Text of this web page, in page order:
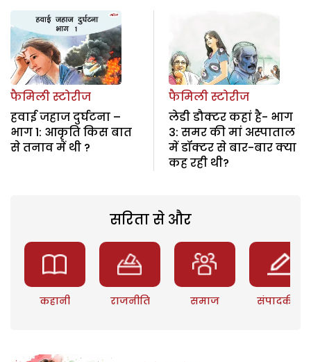
फैमिली स्टोरीज
हवाई जहाज दुर्घटना –
भाग 1: आकृति किस बात
से तनाव में थी ?
फैमिली स्टोरीज
लेडी डौक्टर कहां है- भाग
3: समर की मां अस्पाताल
में डॉक्टर से बार-बार क्या
कह रही थी?
सरिता से और
कहानी राजनीति समाज संपादकीय